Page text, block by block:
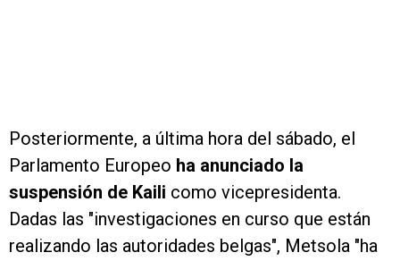
Posteriormente, a última hora del sábado, el
Parlamento Europeo ha anunciado la
suspensión de Kaili como vicepresidenta.
Dadas las "investigaciones en curso que están
realizando las autoridades belgas", Metsola "ha